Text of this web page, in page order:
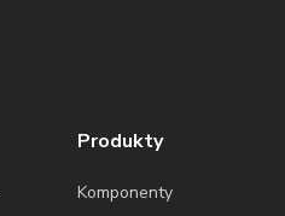
Produkty
Komponenty